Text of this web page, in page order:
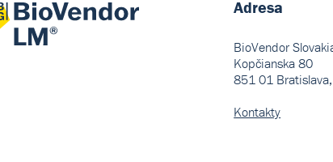
Adresa
BioVendor
Kopčianska 80
851 01
Kontakty